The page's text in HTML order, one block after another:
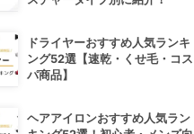
ドライヤーおすすめ人気ランキ
ング52選【速乾・くせ毛・コス
パ商品】
ヘアアイロンおすすめ人気ラン